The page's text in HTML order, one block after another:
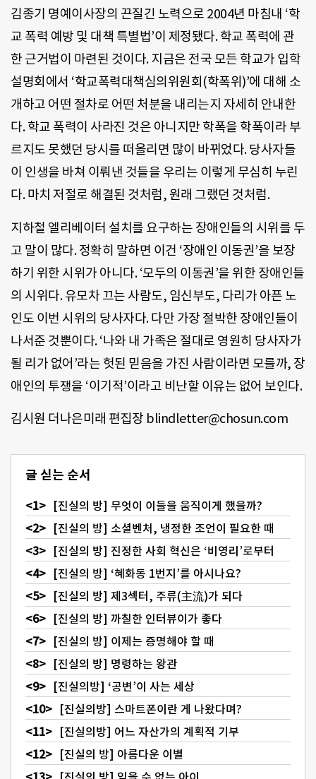
김종기 명예이사장의 끈질긴 노력으로 2004년 마침내 ‘학
교 폭력 예방 및 대책 특별법’이 제정됐다. 학교 폭력에 관
한 근거법이 마련된 것이다. 지금은 전국 모든 학교가 입학
설명회에서 ‘학교폭력대책심의위원회(학폭위)’에 대해 소
개하고 어떤 절차로 어떤 처분을 내리는지 자세히 안내한
다. 학교 폭력이 사라진 것은 아니지만 학폭을 학폭이라 부
르지도 못했던 당시를 떠올리면 많이 바뀌었다. 당사자들
이 인생을 바쳐 이뤄낸 것들을 우리는 이렇게 무심히 누린
다. 마치 저절로 해결된 것처럼, 원래 그랬던 것처럼.
지하철 엘리베이터 설치를 요구하는 장애인들의 시위를 두
고 말이 많다. 정확히 말하면 이건 ‘장애인 이동권’을 보장
하기 위한 시위가 아니다. ‘모두의 이동권’을 위한 장애인들
의 시위다. 유모차 끄는 사람도, 임신부도, 다리가 아픈 노
인도 이번 시위의 당사자다. 다만 가장 절박한 장애인들이
나서준 것뿐이다. ‘나와 내 가족은 절대로 영원히 당사자가
될 리가 없어’라는 헛된 믿음을 가진 사람이라면 모를까, 장
애인의 투쟁을 ‘이기적’이라고 비난할 이유는 없어 보인다.
김시원 더나은미래 편집장 blindletter@chosun.com
글 싣는 순서
[진실의 방] 무엇이 이들을 움직이게 했을까?
[진실의 방] 소셜벤처, 냉정한 조언이 필요한 때
[진실의 방] 진정한 사회 혁신은 ‘비영리’로부터
[진실의 방] ‘혜화동 1번지’를 아시나요?
[진실의 방] 제3섹터, 주류(主流)가 되다
[진실의 방] 까칠한 인터뷰이가 좋다
[진실의 방] 이제는 증명해야 할 때
[진실의 방] 명령하는 왕관
[진실의방] ‘공변’이 사는 세상
[진실의방] 스마트폰이란 게 나왔다며?
[진실의방] 어느 자산가의 계획적 기부
[진실의 방] 아름다운 이별